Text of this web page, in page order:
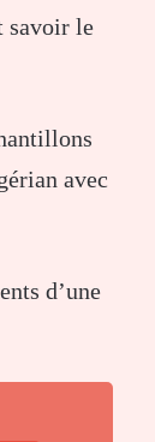
savoir le
avec
d’une